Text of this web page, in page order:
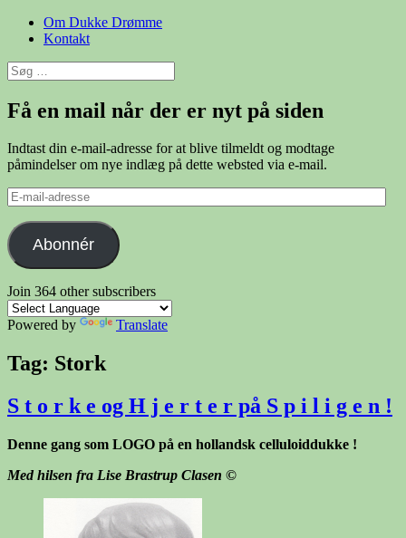
Om Dukke Drømme
Kontakt
Søg
efter:
Få en mail når der er nyt på siden
Indtast din e-mail-adresse for at blive tilmeldt og modtage
påmindelser om nye indlæg på dette websted via e-mail.
E-
mail-
adresse
Abonnér
Join 364 other subscribers
Powered by Translate
Tag: Stork
S t o r k e og H j e r t e r på S p i l i g e n !
Denne gang som LOGO på en hollandsk celluloiddukke !
Med hilsen fra Lise Brastrup Clasen ©